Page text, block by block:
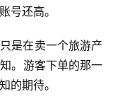
号还高。
是在卖一个旅游产
。游客下单的那一
的期待。